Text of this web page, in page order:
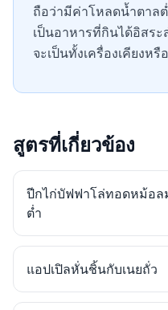
ถือว่ามีค่าโหลดน้ำตาล
เป็นอาหารที่กินได้อิสร
จะเป็นทั้งเครื่องเคียงห
สูตรที่เกี่ยวข้อง
ปีกไก่บัฟฟาโล่ทอดหม้อ
ต่ำ
แอปเปิลหั่นชิ้นกับเนยถั่ว